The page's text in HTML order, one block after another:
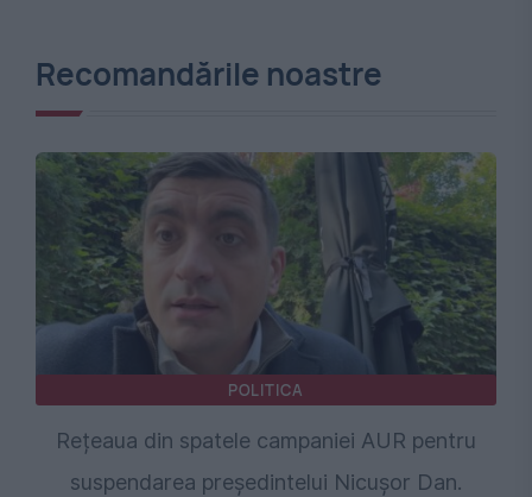
Recomandările noastre
POLITICA
Rețeaua din spatele campaniei AUR pentru
suspendarea președintelui Nicușor Dan.